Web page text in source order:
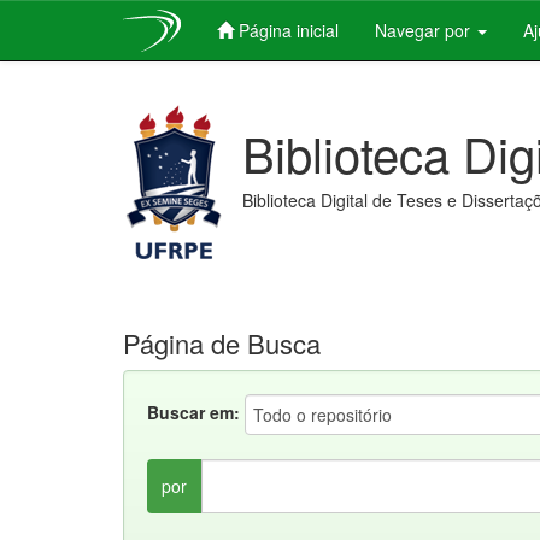
Página inicial Navegar por
Biblioteca
Biblioteca Digital de Teses e
Página de Busca
Buscar em:
por